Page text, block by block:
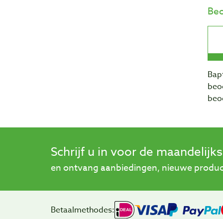
Schrijf u in voor de
en ontvang aanbiedingen, nieuwe
Betaalmethodes: